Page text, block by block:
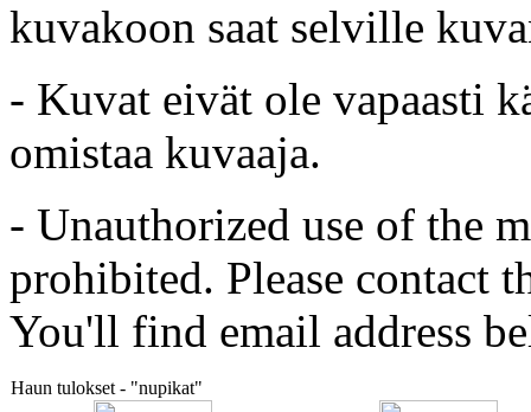
kuvakoon saat selville
- Kuvat eivät ole vapaasti
omistaa kuvaaja.
- Unauthorized use of the
prohibited. Please contact
You'll find email address
Haun tulokset - "nupikat"